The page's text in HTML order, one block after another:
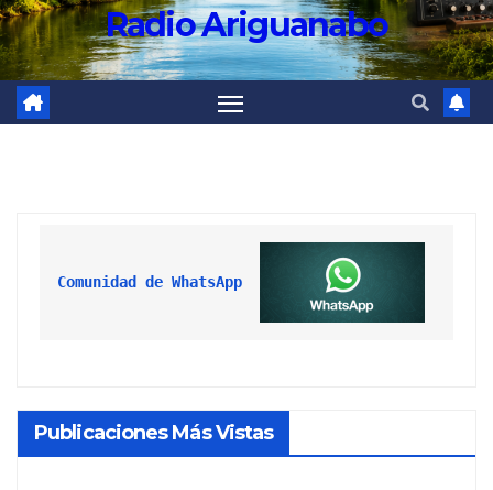
Radio Ariguanabo
Comunidad de WhatsApp
Publicaciones Más Vistas